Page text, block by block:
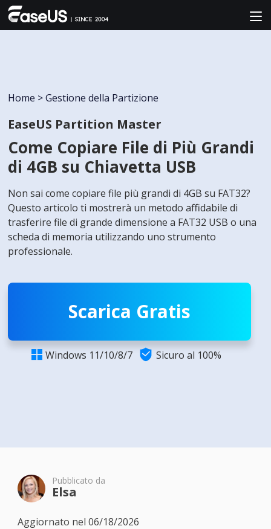
Home > Gestione della Partizione
EaseUS Partition Master
Come Copiare File di Più Grandi
di 4GB su Chiavetta USB
Non sai come copiare file più grandi di 4GB su FAT32?
Questo articolo ti mostrerà un metodo affidabile di
trasferire file di grande dimensione a FAT32 USB o una
scheda di memoria utilizzando uno strumento
professionale.
Scarica Gratis
 Windows 11/10/8/7  Sicuro al 100%
Pubblicato da
Elsa
Aggiornato nel 06/18/2026